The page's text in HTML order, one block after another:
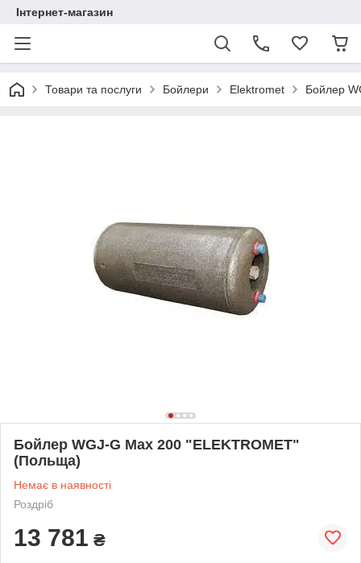
Інтернет-магазин
Товари та послуги Бойлери Elektromet Бойлер
Бойлер WGJ-G Max 200 "ELEKTROMET"
(Польща)
Немає в наявності
Роздріб
13 781 ₴